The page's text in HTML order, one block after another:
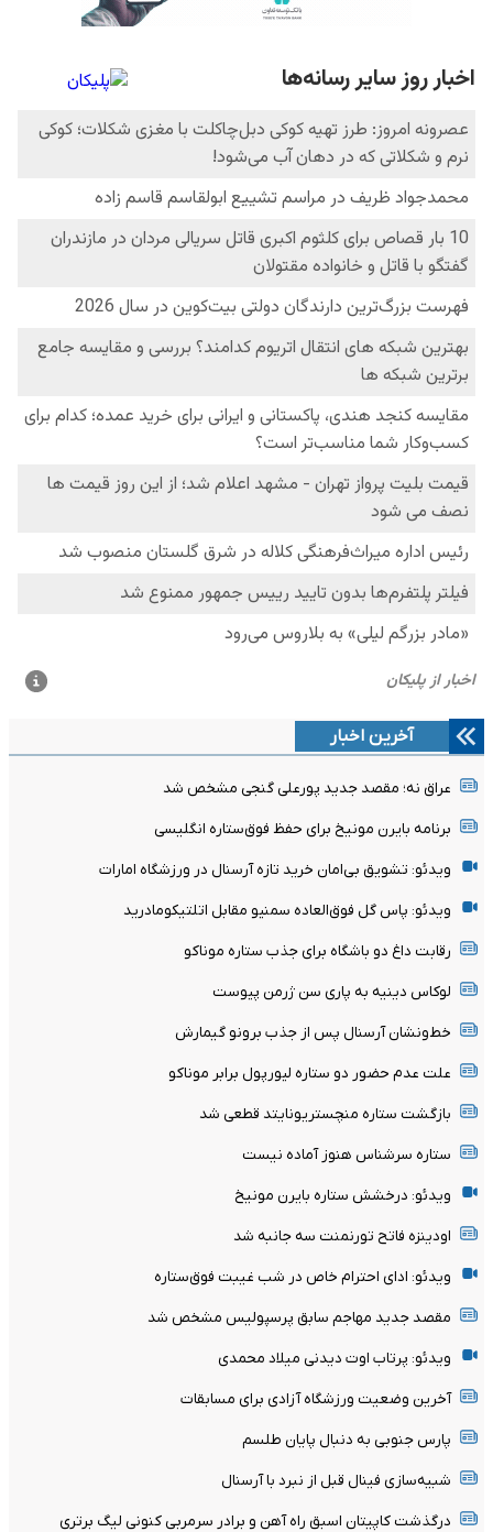
آخرین اخبار
عراق نه؛ مقصد جدید پورعلی گنجی مشخص شد
برنامه بایرن مونیخ برای حفظ فوق‌ستاره انگلیسی
ویدئو: تشویق بی‌امان خرید تازه آرسنال در ورزشگاه امارات
ویدئو: پاس گل فوق‌العاده سمنیو مقابل اتلتیکومادرید
رقابت داغ دو باشگاه برای جذب ستاره موناکو
لوکاس دینیه به پاری سن ژرمن پیوست
خط‌ونشان آرسنال پس از جذب برونو گیمارش
علت عدم حضور دو ستاره لیورپول برابر موناکو
بازگشت ستاره منچستریونایتد قطعی شد
ستاره سرشناس هنوز آماده نیست
ویدئو: درخشش ستاره بایرن مونیخ
اودینزه فاتح تورنمنت سه جانبه شد
ویدئو: ادای احترام خاص در شب غیبت فوق‌ستاره
مقصد جدید مهاجم سابق پرسپولیس مشخص شد
ویدئو: پرتاب اوت دیدنی میلاد محمدی
آخرین وضعیت ورزشگاه آزادی برای مسابقات
پارس جنوبی به دنبال پایان طلسم
شبیه‌سازی فینال قبل از نبرد با آرسنال
درگذشت کاپیتان اسبق راه آهن و برادر سرمربی کنونی لیگ برتری